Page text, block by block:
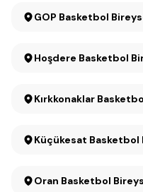
GOP Basketbol
Hoşdere Basketbol
Kırkkonaklar
Küçükesat
Oran Basketbol